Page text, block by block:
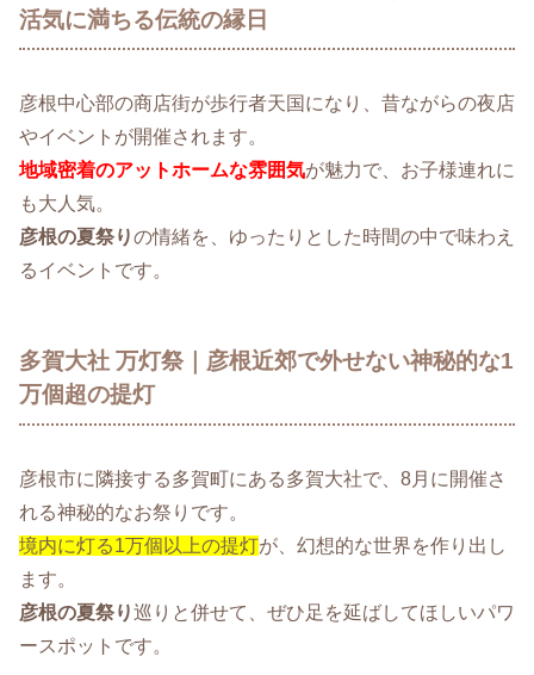
活気に満ちる伝統の縁日
彦根中心部の商店街が歩行者天国になり、昔ながらの夜店
やイベントが開催されます。
地域密着のアットホームな雰囲気が魅力で、お子様連れに
も大人気。
彦根の夏祭りの情緒を、ゆったりとした時間の中で味わえ
るイベントです。
多賀大社 万灯祭｜彦根近郊で外せない神秘的な1
万個超の提灯
彦根市に隣接する多賀町にある多賀大社で、8月に開催さ
れる神秘的なお祭りです。
境内に灯る1万個以上の提灯が、幻想的な世界を作り出し
ます。
彦根の夏祭り巡りと併せて、ぜひ足を延ばしてほしいパワ
ースポットです。